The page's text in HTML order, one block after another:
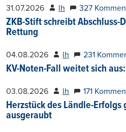
31.07.2026 lh 327
ZKB-Stift schreibt Abschluss-
Rettung
04.08.2026 lh 231
KV-Noten-Fall weitet sich
03.08.2026 lh 171
Herzstück des Ländle-Erfolgs
ausgeraubt